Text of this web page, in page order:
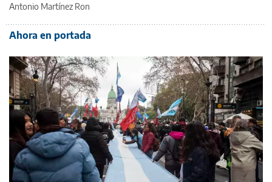
Antonio Martínez Ron
Ahora en portada